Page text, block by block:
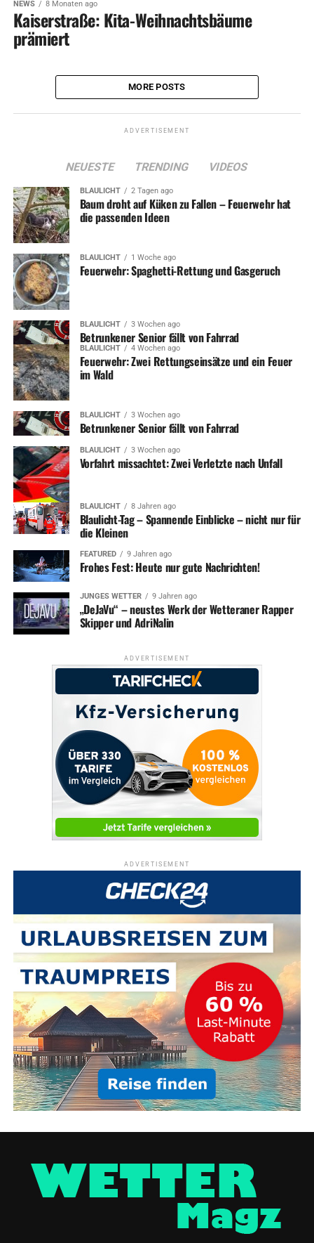
NEWS 8 Monaten ago
Kaiserstraße: Kita-Weihnachtsbäume
prämiert
MORE POSTS
ADVERTISEMENT
NEUESTE TRENDING VIDEOS
BLAULICHT 2 Tagen ago
Baum droht auf Küken zu Fallen – Feuerwehr hat
die passenden Ideen
BLAULICHT 1 Woche ago
Feuerwehr: Spaghetti-Rettung und Gasgeruch
BLAULICHT 3 Wochen ago
Betrunkener Senior fällt von Fahrrad
BLAULICHT 4 Wochen ago
Feuerwehr: Zwei Rettungseinsätze und ein Feuer
im Wald
BLAULICHT 3 Wochen ago
Betrunkener Senior fällt von Fahrrad
BLAULICHT 3 Wochen ago
Vorfahrt missachtet: Zwei Verletzte nach Unfall
BLAULICHT 8 Jahren ago
Blaulicht-Tag – Spannende Einblicke – nicht nur für
die Kleinen
FEATURED 9 Jahren ago
Frohes Fest: Heute nur gute Nachrichten!
JUNGES WETTER 9 Jahren ago
„DeJaVu“ – neustes Werk der Wetteraner Rapper
Skipper und AdriNalin
ADVERTISEMENT
ADVERTISEMENT